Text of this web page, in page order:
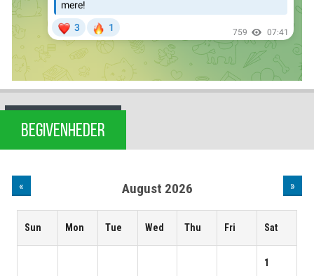
BEGIVENHEDER
« August 2026 »
Sun Mon Tue Wed Thu Fri Sat
1